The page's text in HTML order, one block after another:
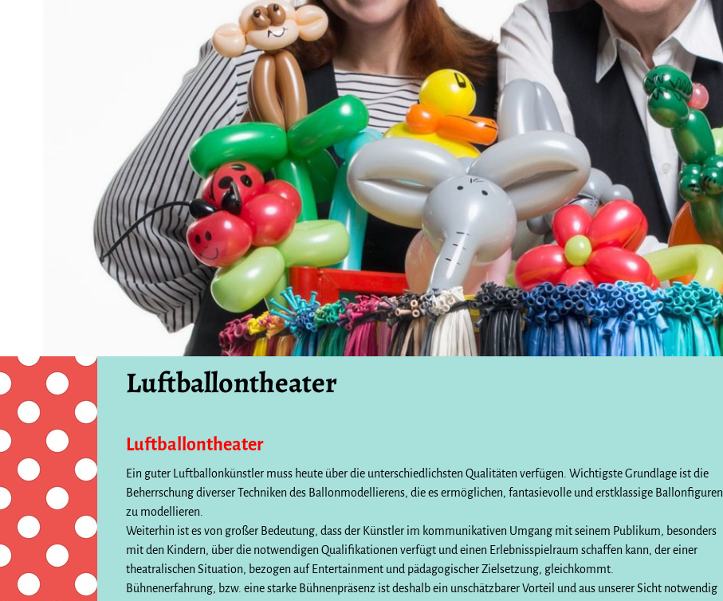
Luftballontheater
Luftballontheater
Ein guter Luftballonkünstler muss heute über die unterschiedlichsten Qualitäten verfügen. Wichtigste Grundlage ist die
Beherrschung diverser Techniken des Ballonmodellierens, die es ermöglichen, fantasievolle und erstklassige Ballonfiguren
zu modellieren.
Weiterhin ist es von großer Bedeutung, dass der Künstler im kommunikativen Umgang mit seinem Publikum, besonders
mit den Kindern, über die notwendigen Qualifikationen verfügt und einen Erlebnisspielraum schaffen kann, der einer
theatralischen Situation, bezogen auf Entertainment und pädagogischer Zielsetzung, gleichkommt.
Bühnenerfahrung, bzw. eine starke Bühnenpräsenz ist deshalb ein unschätzbarer Vorteil und aus unserer Sicht notwendig